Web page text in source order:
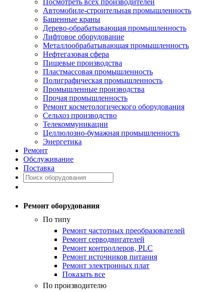
Посмотреть всех производителей
Автомобиле-строительная промышленность
Башенные краны
Дерево-обрабатывающая промышленность
Лифтовое оборудование
Металлообрабатывающая промышленность
Нефтегазовая сфера
Пищевые производства
Пластмассовая промышленность
Полиграфическая промышленность
Промышленные производства
Прочая промышленность
Ремонт косметологического оборудования
Сельхоз производство
Телекоммуникации
Целлюлозно-бумажная промышленность
Энергетика
Ремонт
Обслуживание
Поставка
Ремонт оборудования
По типу
Ремонт частотных преобразователей
Ремонт серводвигателей
Ремонт контроллеров, PLC
Ремонт источников питания
Ремонт электронных плат
Показать все
По производителю